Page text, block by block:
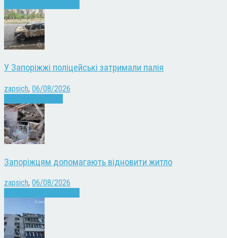
У Запоріжжі поліцейські затримали палія
zapsich, 06/08/2026
Запоріжцям допомагають відновити житло
zapsich, 06/08/2026